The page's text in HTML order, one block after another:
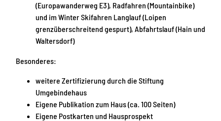
(Europawanderweg E3), Radfahren (Mountainbike)
und im Winter Skifahren Langlauf (Loipen
grenzüberschreitend gespurt), Abfahrtslauf (Hain und
Waltersdorf)
Besonderes:
weitere Zertifizierung durch die Stiftung
Umgebindehaus
Eigene Publikation zum Haus (ca. 100 Seiten)
Eigene Postkarten und Hausprospekt